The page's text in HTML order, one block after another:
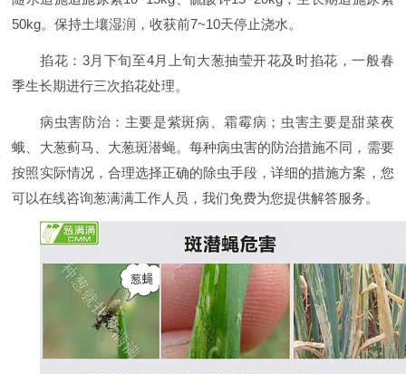
50kg。保持土壤湿润，收获前7~10天停止浇水。
掐花：3月下旬至4月上旬大葱抽莹开花及时掐花，一般春
季生长期进行三次掐花处理。
病虫害防治：主要是紫斑病、霜霉病；虫害主要是甜菜夜
蛾、大葱蓟马、大葱斑潜蝇。每种病虫害的防治措施不同，需要
按照实际情况，合理选择正确的除虫手段，详细的措施方案，您
可以在线咨询葱满满工作人员，我们免费为您提供解答服务。